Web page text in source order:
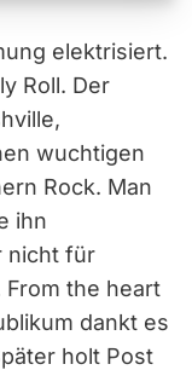
elektrisiert.
Roll. Der
wuchtigen
Rock. Man
ihn
nicht für
the heart
dankt es
holt Post